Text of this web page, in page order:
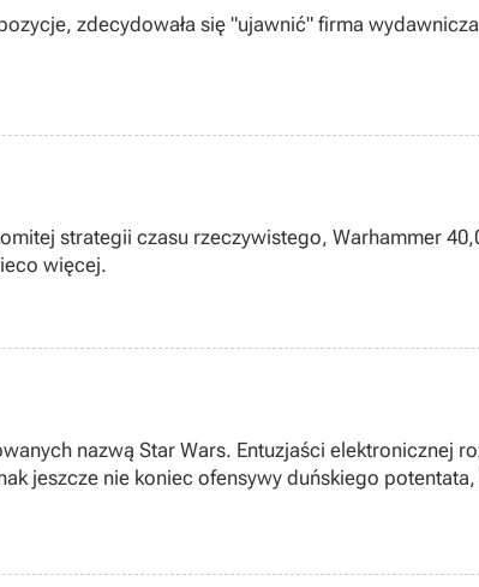
zdecydowała się "ujawnić" firma
strategii czasu rzeczywistego, Warhammer
więcej.
nazwą Star Wars. Entuzjaści elektronicznej
jeszcze nie koniec ofensywy duńskiego
Wojen.